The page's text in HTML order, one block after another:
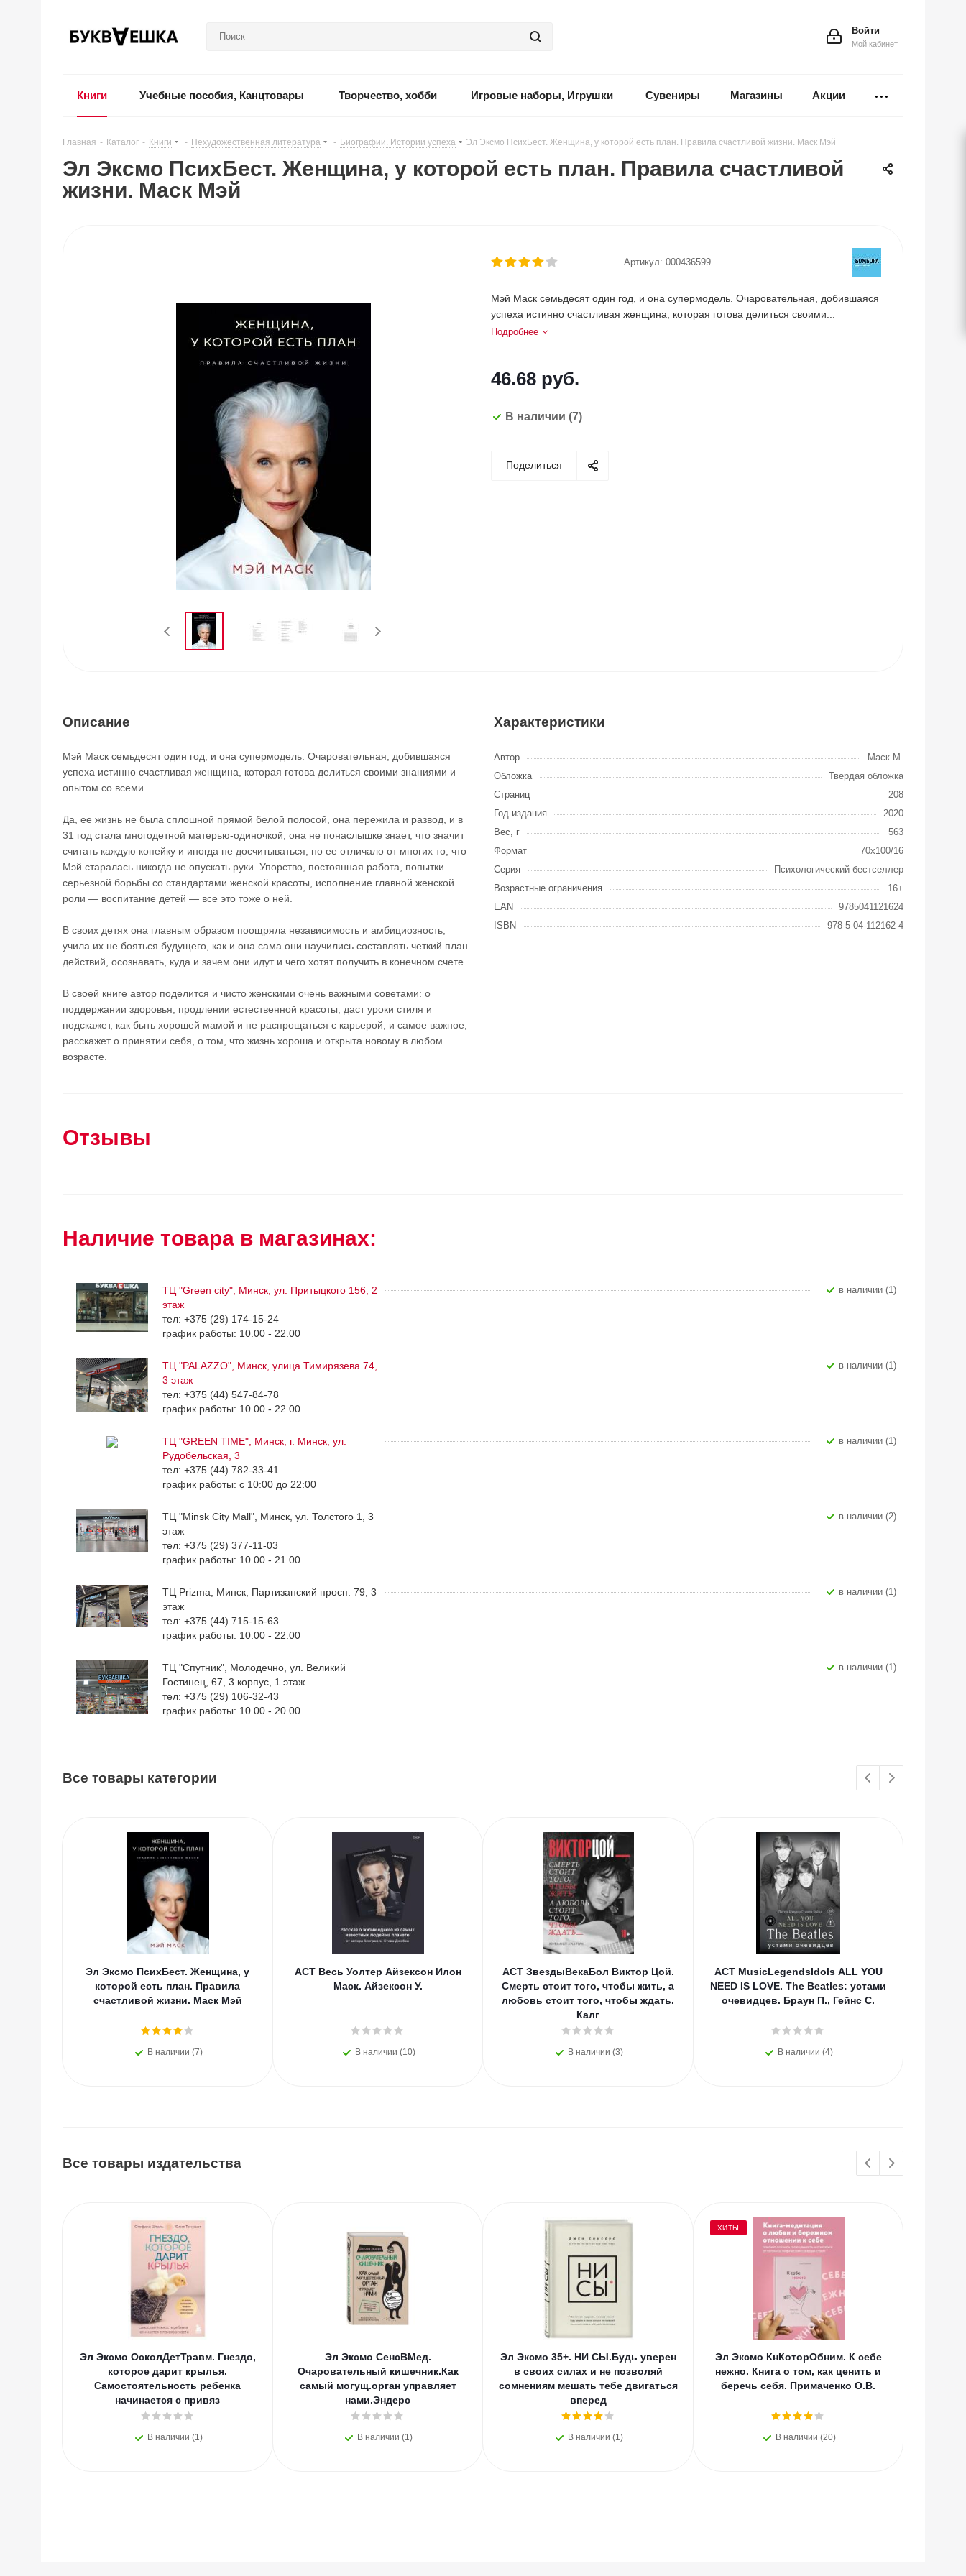
Войти
Мой кабинет
Книги Учебные пособия, Канцтовары Творчество, хобби Игровые наборы, Игрушки Сувениры Магазины Акции
Главная - Каталог - Книги - Нехудожественная литература - Биографии. Истории успеха - Эл Эксмо ПсихБест. Женщина, у которой есть план. Правила счастливой жизни. Маск Мэй
Эл Эксмо ПсихБест. Женщина, у которой есть план. Правила счастливой
жизни. Маск Мэй
Артикул: 000436599
Мэй Маск семьдесят один год, и она супермодель. Очаровательная, добившаяся
успеха истинно счастливая женщина, которая готова делиться своими...
Подробнее
46.68 руб.
В наличии (7)
Поделиться
Описание
Мэй Маск семьдесят один год, и она супермодель. Очаровательная, добившаяся
успеха истинно счастливая женщина, которая готова делиться своими знаниями и
опытом со всеми.
Да, ее жизнь не была сплошной прямой белой полосой, она пережила и развод, и в
31 год стала многодетной матерью-одиночкой, она не понаслышке знает, что значит
считать каждую копейку и иногда не досчитываться, но ее отличало от многих то, что
Мэй старалась никогда не опускать руки. Упорство, постоянная работа, попытки
серьезной борьбы со стандартами женской красоты, исполнение главной женской
роли — воспитание детей — все это тоже о ней.
В своих детях она главным образом поощряла независимость и амбициозность,
учила их не бояться будущего, как и она сама они научились составлять четкий план
действий, осознавать, куда и зачем они идут и чего хотят получить в конечном счете.
В своей книге автор поделится и чисто женскими очень важными советами: о
поддержании здоровья, продлении естественной красоты, даст уроки стиля и
подскажет, как быть хорошей мамой и не распрощаться с карьерой, и самое важное,
расскажет о принятии себя, о том, что жизнь хороша и открыта новому в любом
возрасте.
Характеристики
Автор
Маск М.
Обложка
Твердая обложка
Страниц
208
Год издания
2020
Вес, г
563
Формат
70x100/16
Серия
Психологический бестселлер
Возрастные ограничения
16+
EAN
9785041121624
ISBN
978-5-04-112162-4
Отзывы
Наличие товара в магазинах:
ТЦ "Green city", Минск, ул. Притыцкого 156, 2
этаж
тел: +375 (29) 174-15-24
график работы: 10.00 - 22.00
В наличии (1)
ТЦ "PALAZZO", Минск, улица Тимирязева 74,
3 этаж
тел: +375 (44) 547-84-78
график работы: 10.00 - 22.00
В наличии (1)
ТЦ "GREEN TIME", Минск, г. Минск, ул.
Рудобельская, 3
тел: +375 (44) 782-33-41
график работы: с 10:00 до 22:00
В наличии (1)
ТЦ "Minsk City Mall", Минск, ул. Толстого 1, 3
этаж
тел: +375 (29) 377-11-03
график работы: 10.00 - 21.00
В наличии (2)
ТЦ Prizma, Минск, Партизанский просп. 79, 3
этаж
тел: +375 (44) 715-15-63
график работы: 10.00 - 22.00
В наличии (1)
ТЦ "Спутник", Молодечно, ул. Великий
Гостинец, 67, 3 корпус, 1 этаж
тел: +375 (29) 106-32-43
график работы: 10.00 - 20.00
В наличии (1)
Все товары категории
Эл Эксмо ПсихБест. Женщина, у
которой есть план. Правила
счастливой жизни. Маск Мэй
В наличии (7)
АСТ Весь Уолтер Айзексон Илон
Маск. Айзексон У.
В наличии (10)
АСТ ЗвездыВекаБол Виктор Цой.
Смерть стоит того, чтобы жить, а
любовь стоит того, чтобы ждать.
Калг
В наличии (3)
АСТ MusicLegendsIdols ALL YOU
NEED IS LOVE. The Beatles: устами
очевидцев. Браун П., Гейнс С.
В наличии (4)
Все товары издательства
Эл Эксмо ОсколДетТравм. Гнездо,
которое дарит крылья.
Самостоятельность ребенка
начинается с привяз
В наличии (1)
Эл Эксмо СенсВМед.
Очаровательный кишечник.Как
самый могущ.орган управляет
нами.Эндерс
В наличии (1)
Эл Эксмо 35+. НИ СЫ.Будь уверен
в своих силах и не позволяй
сомнениям мешать тебе двигаться
вперед
В наличии (1)
ХИТЫ
Эл Эксмо КнКоторОбним. К себе
нежно. Книга о том, как ценить и
беречь себя. Примаченко О.В.
В наличии (20)